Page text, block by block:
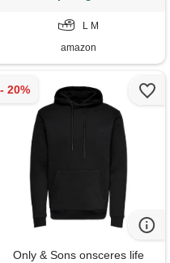
L M
amazon
Only & Sons onsceres life